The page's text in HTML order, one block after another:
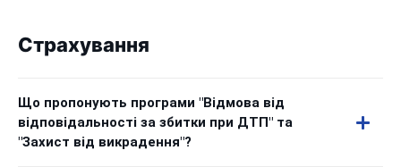
Страхування
Що пропонують програми "Відмова від
відповідальності за збитки при ДТП" та
"Захист від викрадення"?